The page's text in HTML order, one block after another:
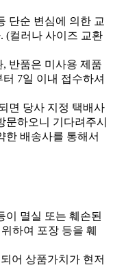
단순 변심에 의한 교
(컬러나 사이즈 교환
반품은 미사용 제품
7일 이내 접수하셔
면 당사 지정 택배사
문하오니 기다려주시
한 배송사를 통해서
이 멸실 또는 훼손된
하여 포장 등을 훼
어 상품가치가 현저